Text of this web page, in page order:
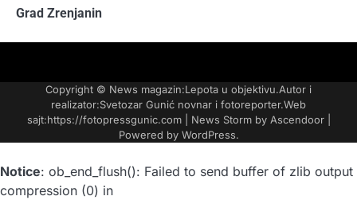
Grad Zrenjanin
VESTI
REKLAME
NAMA
Copyright © News magazin:Lepota u objektivu.Autor i
realizator:Svetozar Gunić novnar i fotoreporter.Web
sajt:https://fotopressgunic.com | News Storm by Ascendoor|
Powered by WordPress.
Notice: ob_end_flush(): Failed to send buffer of zlib output
compression (0) in